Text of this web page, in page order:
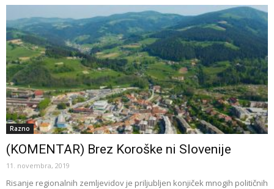
Razno
(KOMENTAR) Brez Koroške ni Slovenije
11. novembra, 2019
Risanje regionalnih zemljevidov je priljubljen konjiček mnogih političnih